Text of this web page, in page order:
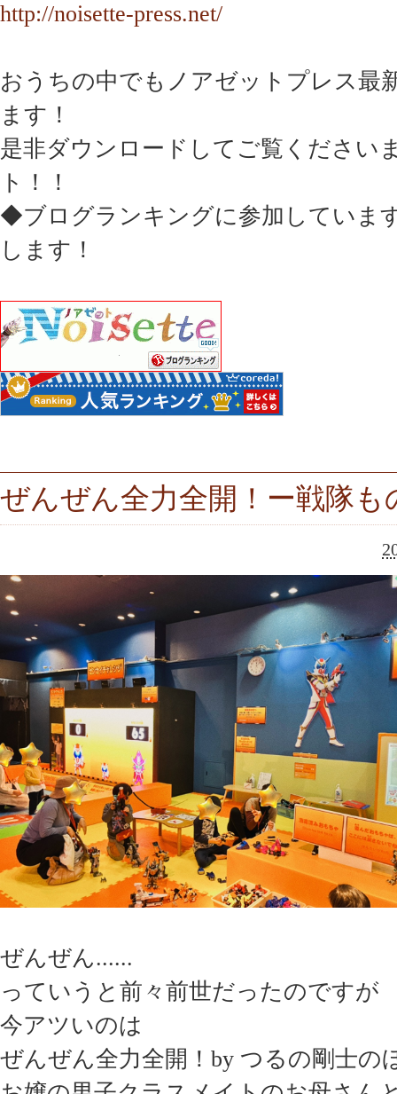
http://noisette-press.net/
おうちの中でもノアゼットプレス最
ます！
是非ダウンロードしてご覧ください
ト！！
◆ブログランキングに参加していま
します！
ぜんぜん全力全開！ー戦隊も
ぜんぜん......
っていうと前々前世だったのですが
今アツいのは
ぜんぜん全力全開！by つるの剛士の